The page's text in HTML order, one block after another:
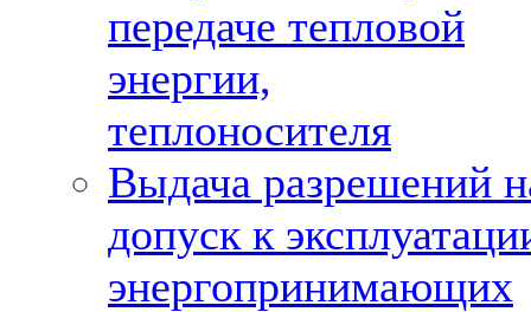
передаче тепловой
энергии,
теплоносителя
Выдача разрешений
допуск к
энергопринимающих